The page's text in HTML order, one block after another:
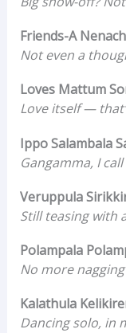
Friends-A
Not even a
Loves Mattum
Love itself —
Ippo Salambala
Gangamma, I
Veruppula
Still teasing with
Polampala
No more
Kalathula
Dancing solo, in